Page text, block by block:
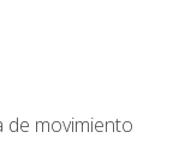
de movimiento